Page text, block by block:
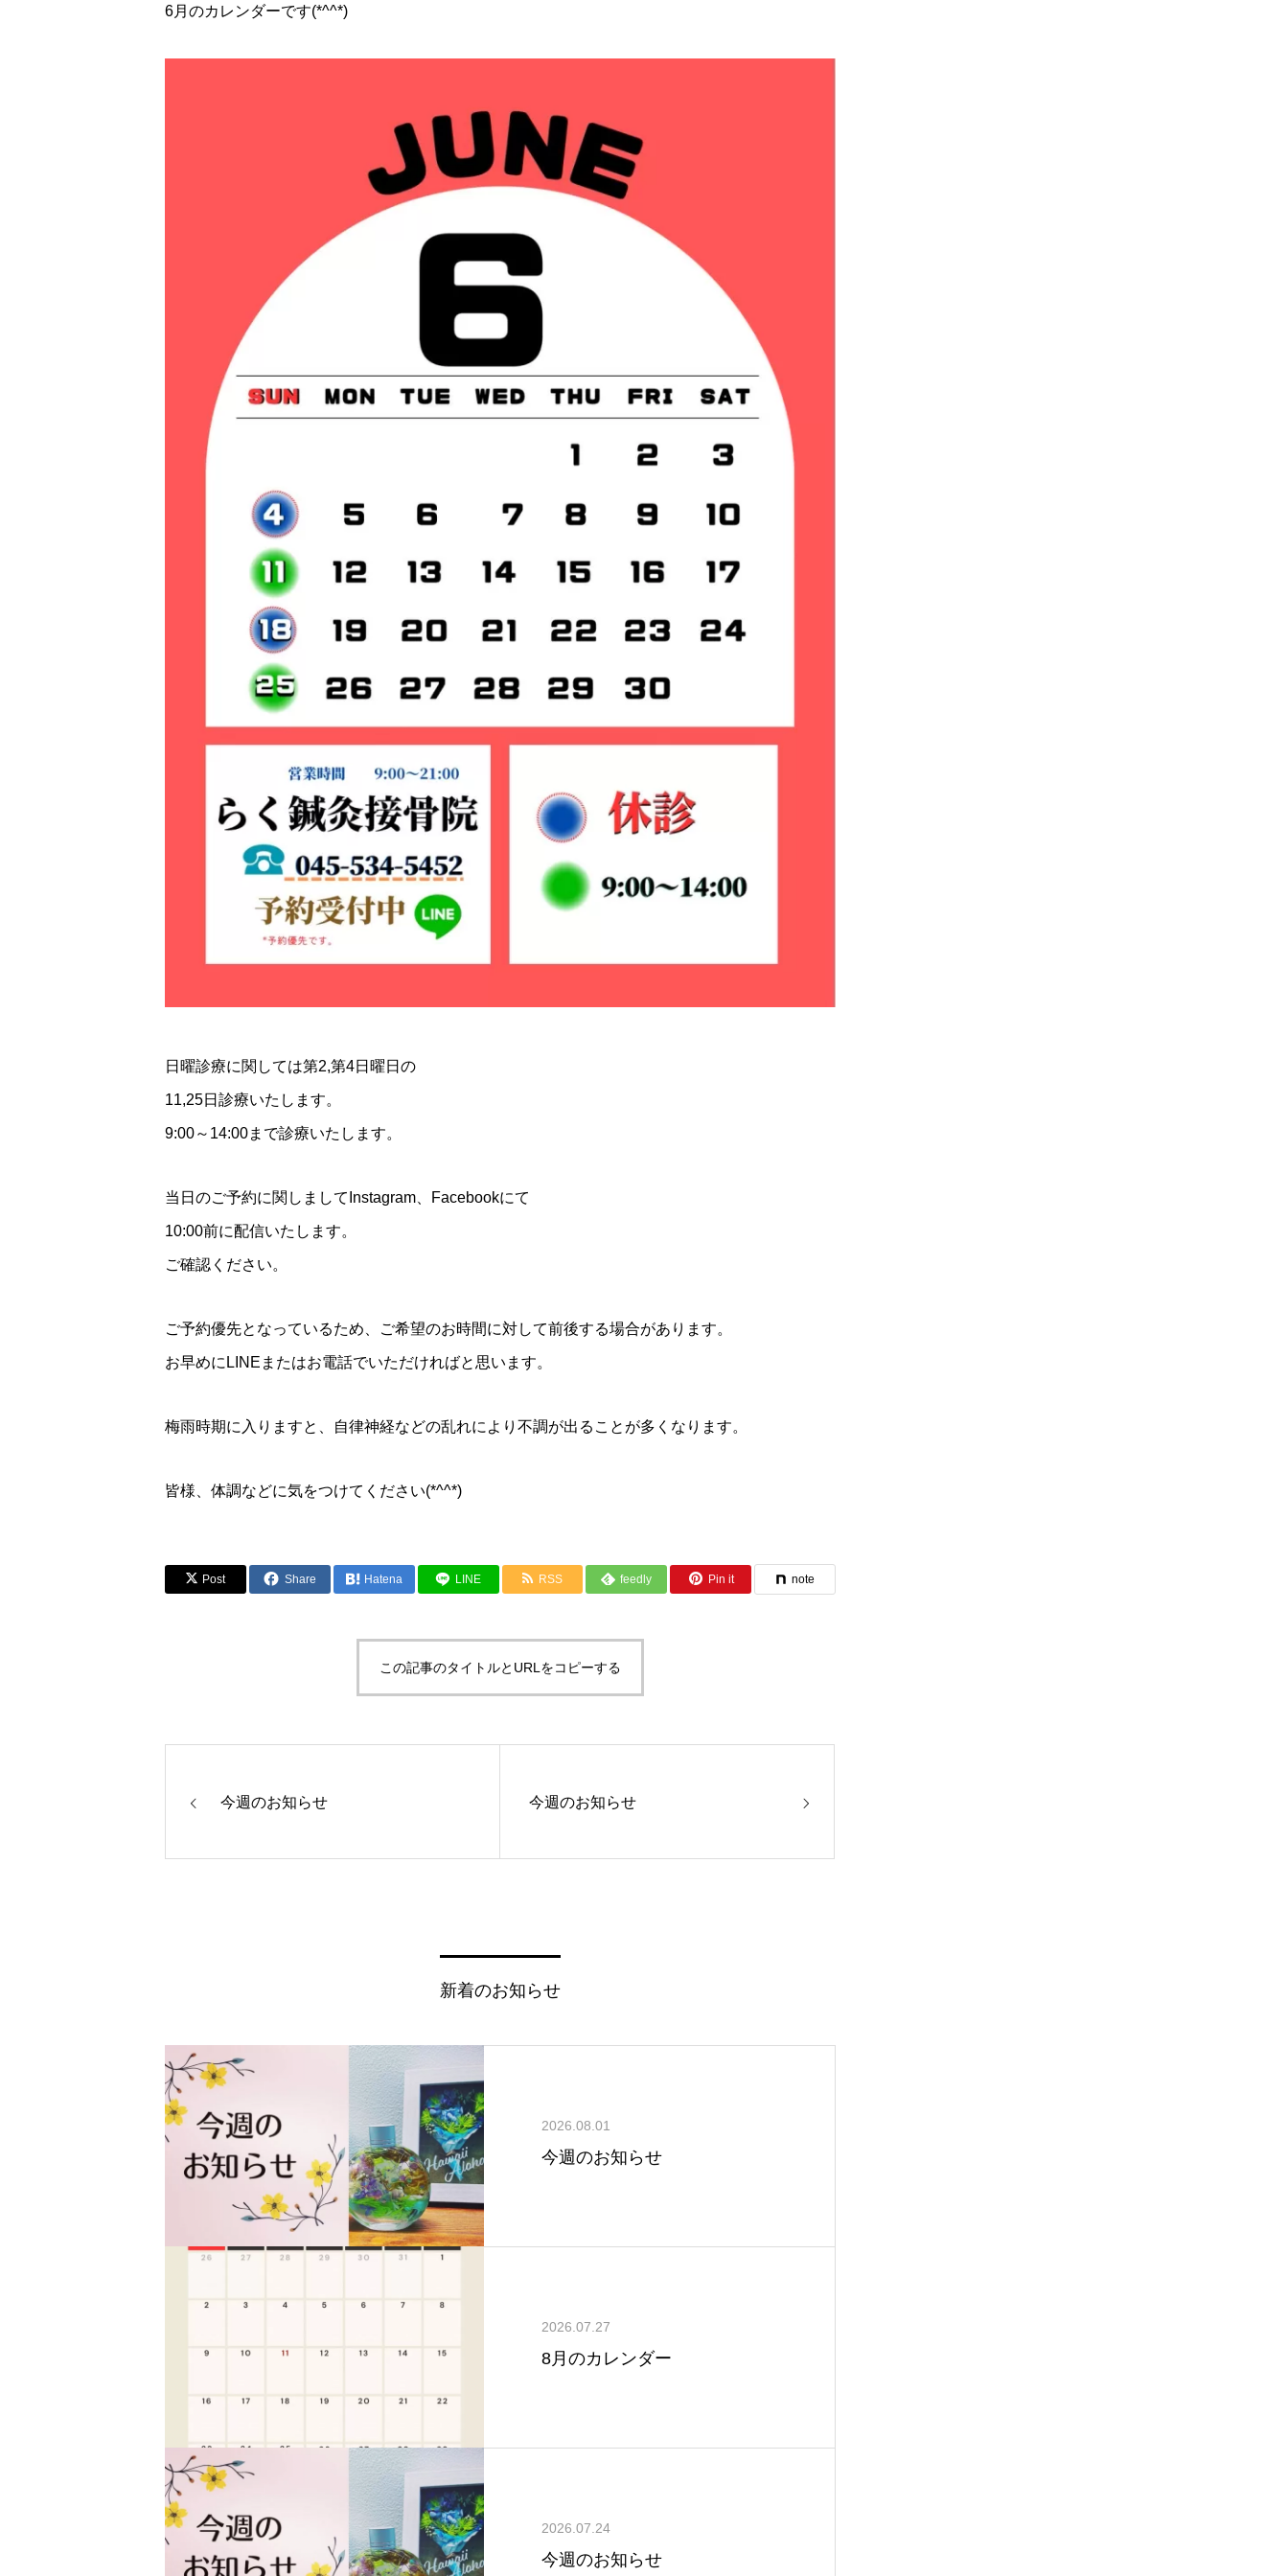
6月のカレンダーです(*^^*)
日曜診療に関しては第2,第4日曜日の
11,25日診療いたします。
9:00～14:00まで診療いたします。
当日のご予約に関しましてInstagram、Facebookにて
10:00前に配信いたします。
ご確認ください。
ご予約優先となっているため、ご希望のお時間に対して前後する場合があります。
お早めにLINEまたはお電話でいただければと思います。
梅雨時期に入りますと、自律神経などの乱れにより不調が出ることが多くなります。
皆様、体調などに気をつけてください(*^^*)
Post Share Hatena LINE RSS feedly Pin it note
この記事のタイトルとURLをコピーする
今週のお知らせ 今週のお知らせ
新着のお知らせ
2026.08.01
今週のお知らせ
2026.07.27
8月のカレンダー
2026.07.24
今週のお知らせ